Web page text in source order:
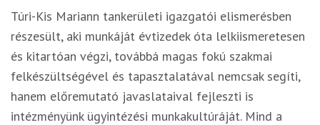
Túri-Kis Mariann tankerületi igazgatói elismerésben
részesült, aki munkáját évtizedek óta lelkiismeretesen
és kitartóan végzi, továbbá magas fokú szakmai
felkészültségével és tapasztalatával nemcsak segíti,
hanem előremutató javaslataival fejleszti is
intézményünk ügyintézési munkakultúráját. Mind a